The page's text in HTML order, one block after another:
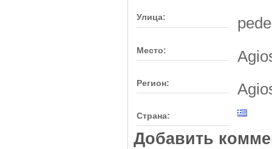
Улица:
Место:
Регион:
Страна:
Добавить